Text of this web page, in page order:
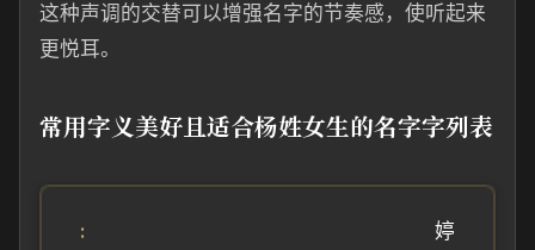
这种声调的交替可以增强名字的节奏感，使听起来
更悦耳。
常用字义美好且适合杨姓女生的名字字列表
婷